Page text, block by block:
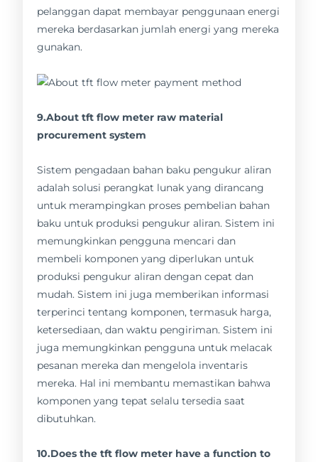
pelanggan dapat membayar penggunaan energi
mereka berdasarkan jumlah energi yang mereka
gunakan.
9.About tft flow meter raw material
procurement system
Sistem pengadaan bahan baku pengukur aliran
adalah solusi perangkat lunak yang dirancang
untuk merampingkan proses pembelian bahan
baku untuk produksi pengukur aliran. Sistem ini
memungkinkan pengguna mencari dan
membeli komponen yang diperlukan untuk
produksi pengukur aliran dengan cepat dan
mudah. Sistem ini juga memberikan informasi
terperinci tentang komponen, termasuk harga,
ketersediaan, dan waktu pengiriman. Sistem ini
juga memungkinkan pengguna untuk melacak
pesanan mereka dan mengelola inventaris
mereka. Hal ini membantu memastikan bahwa
komponen yang tepat selalu tersedia saat
dibutuhkan.
10.Does the tft flow meter have a function to